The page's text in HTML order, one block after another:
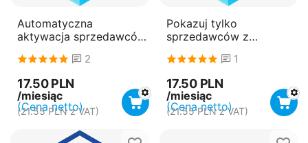
Automatyczna
aktywacja sprzedawców
(subskrypcja)2
17.50 PLN
/miesiąc
(Cena netto)
(21.55 PLNz VAT)
Pokazuj tylko
sprzedawców z
płatność miesięczna
(subskrypcja)
1
17.50 PLN
/miesiąc
(Cena netto)
(21.55 PLNz VAT)